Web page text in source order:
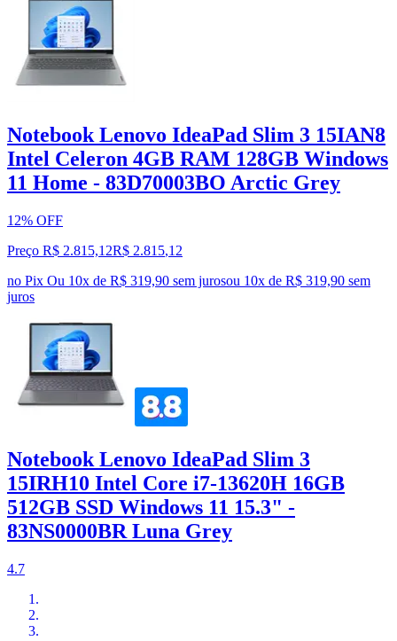
Notebook Lenovo IdeaPad Slim 3 15IAN8
Intel Celeron 4GB RAM 128GB Windows
11 Home - 83D70003BO Arctic Grey
12% OFF
Preço R$ 2.815,12R$ 2.815,12
no Pix Ou 10x de R$ 319,90 sem jurosou 10x de R$ 319,90 sem
juros
Notebook Lenovo IdeaPad Slim 3
15IRH10 Intel Core i7-13620H 16GB
512GB SSD Windows 11 15.3" -
83NS0000BR Luna Grey
4.7